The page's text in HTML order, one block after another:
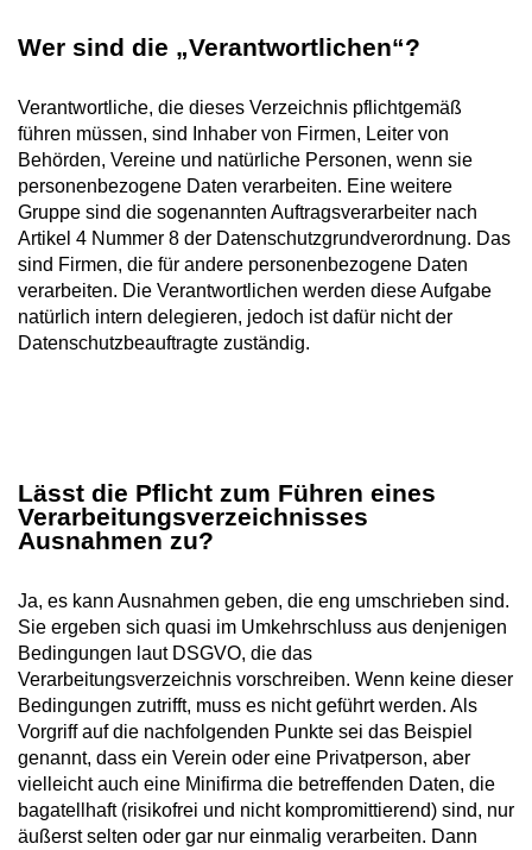
Wer sind die „Verantwortlichen“?
Verantwortliche, die dieses Verzeichnis pflichtgemäß
führen müssen, sind Inhaber von Firmen, Leiter von
Behörden, Vereine und natürliche Personen, wenn sie
personenbezogene Daten verarbeiten. Eine weitere
Gruppe sind die sogenannten Auftragsverarbeiter nach
Artikel 4 Nummer 8 der Datenschutzgrundverordnung. Das
sind Firmen, die für andere personenbezogene Daten
verarbeiten. Die Verantwortlichen werden diese Aufgabe
natürlich intern delegieren, jedoch ist dafür nicht der
Datenschutzbeauftragte zuständig.
Lässt die Pflicht zum Führen eines
Verarbeitungsverzeichnisses
Ausnahmen zu?
Ja, es kann Ausnahmen geben, die eng umschrieben sind.
Sie ergeben sich quasi im Umkehrschluss aus denjenigen
Bedingungen laut DSGVO, die das
Verarbeitungsverzeichnis vorschreiben. Wenn keine dieser
Bedingungen zutrifft, muss es nicht geführt werden. Als
Vorgriff auf die nachfolgenden Punkte sei das Beispiel
genannt, dass ein Verein oder eine Privatperson, aber
vielleicht auch eine Minifirma die betreffenden Daten, die
bagatellhaft (risikofrei und nicht kompromittierend) sind, nur
äußerst selten oder gar nur einmalig verarbeiten. Dann